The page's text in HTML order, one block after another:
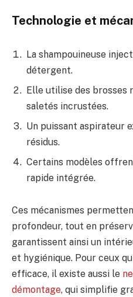
Technologie et
La shampouineuse
détergent.
Elle utilise des brosses
saletés incrustées.
Un puissant aspirateur
résidus.
Certains modèles
rapide intégrée.
Ces mécanismes
profondeur, tout en
garantissent ainsi un
et hygiénique. Pour ceux
efficace, il existe aussi le
démontage, qui simplifie